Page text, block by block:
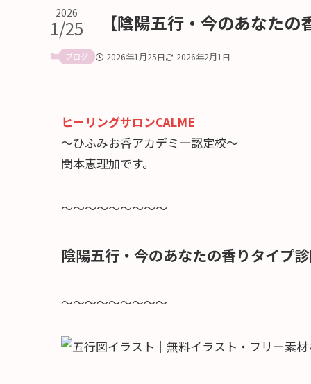
【陰陽五行・今のあなた
2026
1/25
ブログ 2026年1月25日 2026年2月1日
ヒーリングサロンCALME
～ひふみお香アカデミー認定校～
関本恵理加です。
～～～～～～～～～
陰陽五行・今のあなたの香りタイプ
～～～～～～～～～